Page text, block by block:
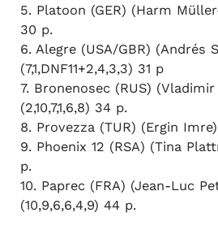
5. Platoon (GER) (Harm
30 p.
6. Alegre (USA/GBR) (Andrés
(7,1,DNF11+2,4,3,3) 31 p
7. Bronenosec (RUS)
(2,10,7,1,6,8) 34 p.
8. Provezza (TUR) (Ergin
9. Phoenix 12 (RSA) (Tina
p.
10. Paprec (FRA) (Jean-Luc
(10,9,6,6,4,9) 44 p.